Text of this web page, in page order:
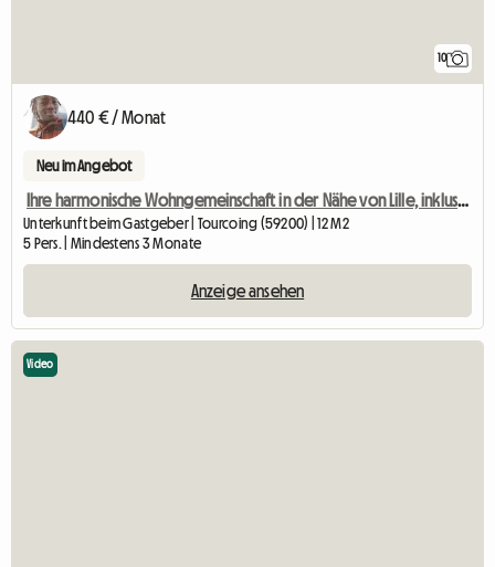
10
440 € / Monat
Neu im Angebot
Ihre harmonische Wohngemeinschaft in der Nähe von Lille, inklusive Gebühren
Unterkunft beim Gastgeber | Tourcoing (59200) | 12 M2
5 Pers. | Mindestens 3 Monate
Anzeige ansehen
Video